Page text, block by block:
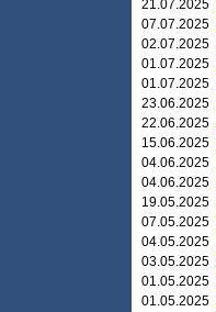
21.07.2025
07.07.2025
02.07.2025
01.07.2025
01.07.2025
23.06.2025
22.06.2025
15.06.2025
04.06.2025
04.06.2025
19.05.2025
07.05.2025
04.05.2025
03.05.2025
01.05.2025
01.05.2025